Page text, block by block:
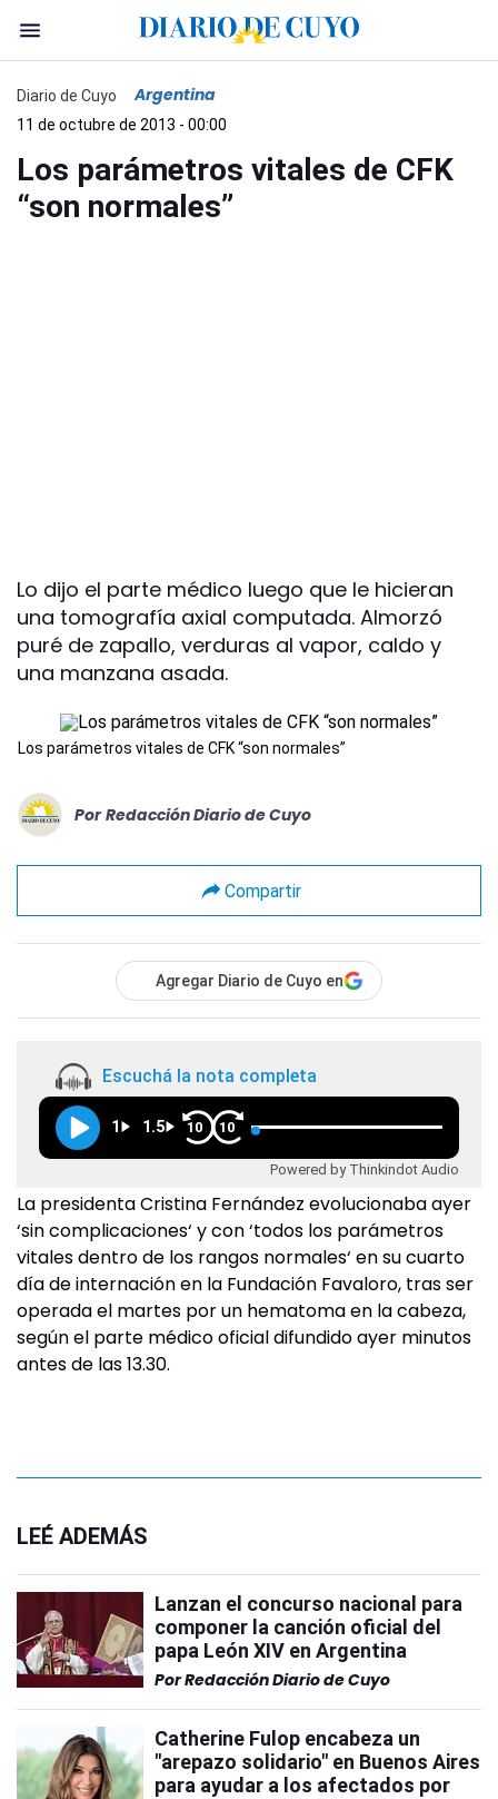
Diario de Cuyo Argentina
11 de octubre de 2013 - 00:00
Los parámetros vitales de CFK
“son normales”
Lo dijo el parte médico luego que le hicieran
una tomografía axial computada. Almorzó
puré de zapallo, verduras al vapor, caldo y
una manzana asada.
Los parámetros vitales de CFK “son normales”
Por Redacción Diario de Cuyo
Compartir
Agregar Diario de Cuyo en
Escuchá la nota completa
1 1.5 10 10
Powered by Thinkindot Audio
La presidenta Cristina Fernández evolucionaba ayer
‘sin complicaciones‘ y con ‘todos los parámetros
vitales dentro de los rangos normales‘ en su cuarto
día de internación en la Fundación Favaloro, tras ser
operada el martes por un hematoma en la cabeza,
según el parte médico oficial difundido ayer minutos
antes de las 13.30.
LEÉ ADEMÁS
Lanzan el concurso nacional para
componer la canción oficial del
papa León XIV en Argentina
PorRedacción Diario de Cuyo
Catherine Fulop encabeza un
"arepazo solidario" en Buenos Aires
para ayudar a los afectados por